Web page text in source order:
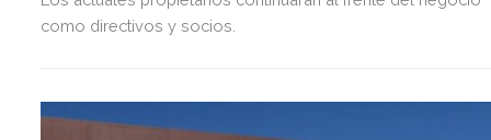
como directivos y socios.